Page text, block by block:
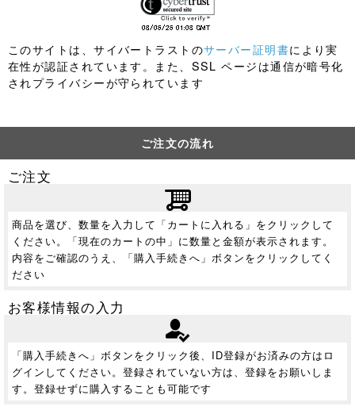
このサイトは、サイバートラストのサーバー証明書により実
在性が認証されています。また、SSL ページは通信が暗号化
されプライバシーが守られています
ご注文の流れ
ご注文
商品を選び、数量を入力して「カートに入れる」をクリックして
ください。「現在のカートの中」に数量と金額が表示されます。
内容をご確認のうえ、「購入手続きへ」ボタンをクリックしてく
ださい
お客様情報の入力
「購入手続きへ」ボタンをクリック後、ID登録がお済みの方はロ
グインしてください。登録されていない方は、登録をお願いしま
す。登録せずに購入することも可能です